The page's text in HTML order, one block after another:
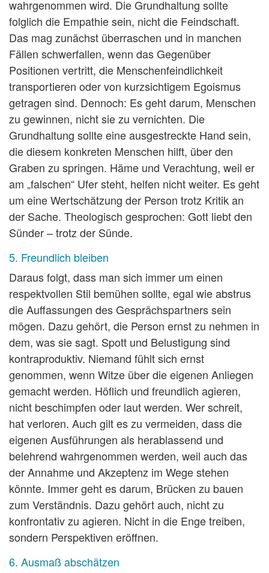
wahrgenommen wird. Die Grundhaltung sollte
folglich die Empathie sein, nicht die Feindschaft.
Das mag zunächst überraschen und in manchen
Fällen schwerfallen, wenn das Gegenüber
Positionen vertritt, die Menschenfeindlichkeit
transportieren oder von kurzsichtigem Egoismus
getragen sind. Dennoch: Es geht darum, Menschen
zu gewinnen, nicht sie zu vernichten. Die
Grundhaltung sollte eine ausgestreckte Hand sein,
die diesem konkreten Menschen hilft, über den
Graben zu springen. Häme und Verachtung, weil er
am „falschen“ Ufer steht, helfen nicht weiter. Es geht
um eine Wertschätzung der Person trotz Kritik an
der Sache. Theologisch gesprochen: Gott liebt den
Sünder – trotz der Sünde.
5. Freundlich bleiben
Daraus folgt, dass man sich immer um einen
respektvollen Stil bemühen sollte, egal wie abstrus
die Auffassungen des Gesprächspartners sein
mögen. Dazu gehört, die Person ernst zu nehmen in
dem, was sie sagt. Spott und Belustigung sind
kontraproduktiv. Niemand fühlt sich ernst
genommen, wenn Witze über die eigenen Anliegen
gemacht werden. Höflich und freundlich agieren,
nicht beschimpfen oder laut werden. Wer schreit,
hat verloren. Auch gilt es zu vermeiden, dass die
eigenen Ausführungen als herablassend und
belehrend wahrgenommen werden, weil auch das
der Annahme und Akzeptenz im Wege stehen
könnte. Immer geht es darum, Brücken zu bauen
zum Verständnis. Dazu gehört auch, nicht zu
konfrontativ zu agieren. Nicht in die Enge treiben,
sondern Perspektiven eröffnen.
6. Ausmaß abschätzen